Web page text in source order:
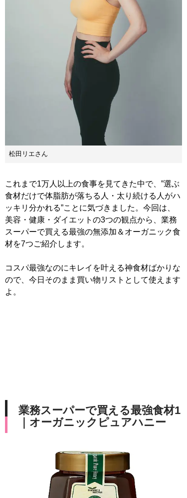
松田リエさん
これまで1万人以上の食事を見てきた中で、”選ぶ
食材だけで体脂肪が落ちる人・太り続ける人がハ
ッキリ分かれる”ことに気づきました。今回は、
美容・健康・ダイエットの3つの観点から、業務
スーパーで買える最強の無添加＆オーガニック食
材を7つご紹介します。
コスパ最強なのにキレイを叶える神食材ばかりな
ので、今日そのまま買い物リストとして使えます
よ。
業務スーパーで買える最強食材1
｜オーガニックピュアハニー